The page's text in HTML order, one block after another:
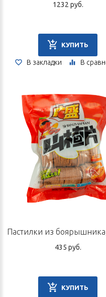
1232 руб.
КУПИТЬ
В закладки В
Пастилки из
435 руб.
КУПИТЬ